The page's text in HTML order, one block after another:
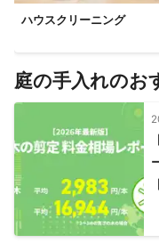
ハウスクリーニング
庭の手入れのお